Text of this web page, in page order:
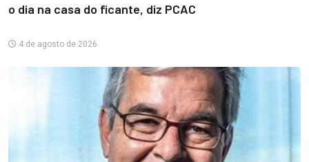
o dia na casa do ficante, diz PCAC
4 de agosto de 2026